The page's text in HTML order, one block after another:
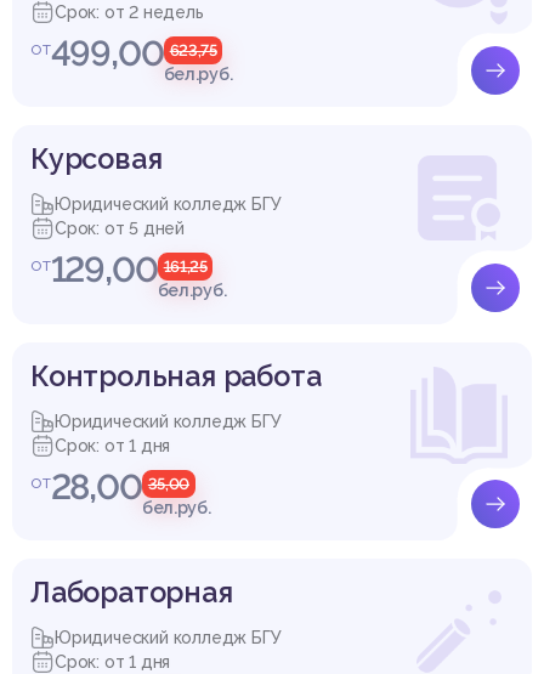
Срок: от 2 недель
от499,00 623,75
бел.руб.
Курсовая
Юридический колледж БГУ
Срок: от 5 дней
от129,00 161,25
бел.руб.
Контрольная работа
Юридический колледж БГУ
Срок: от 1 дня
от28,00 35,00
бел.руб.
Лабораторная
Юридический колледж БГУ
Срок: от 1 дня